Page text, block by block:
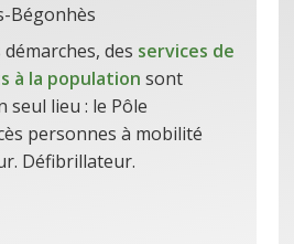
Bégonhès
des services de
à la population sont
seul lieu : le Pôle
personnes à mobilité
Défibrillateur.